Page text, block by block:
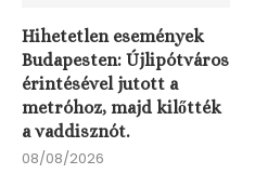
Hihetetlen események
Budapesten: Újlipótváros
érintésével jutott a
metróhoz, majd kilőtték
a vaddisznót.
08/08/2026